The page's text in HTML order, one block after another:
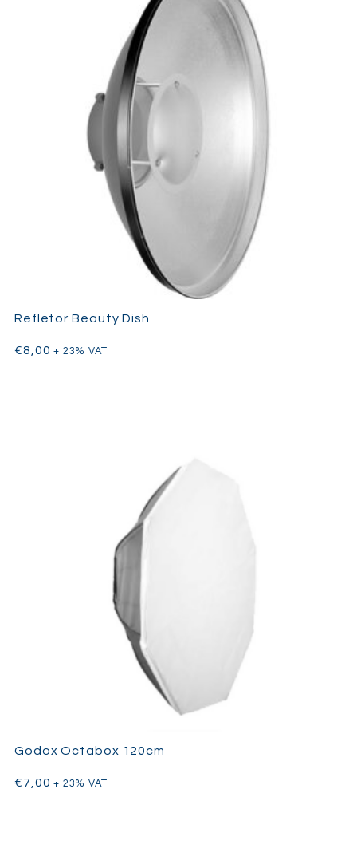
Refletor Beauty Dish
€8,00 + 23% VAT
Godox Octabox 120cm
€7,00 + 23% VAT